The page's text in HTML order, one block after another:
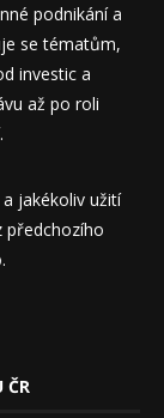
podnikání a
se tématům,
investic a
až po roli
jakékoliv užití
předchozího
ČR